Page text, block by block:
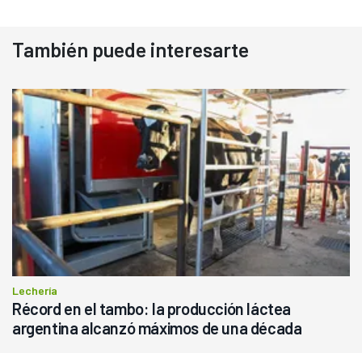
También puede interesarte
Lechería
Récord en el tambo: la producción láctea
argentina alcanzó máximos de una década